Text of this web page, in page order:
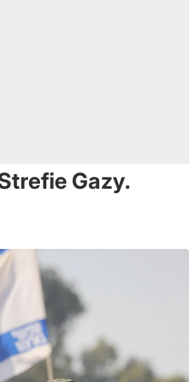
Gazy.